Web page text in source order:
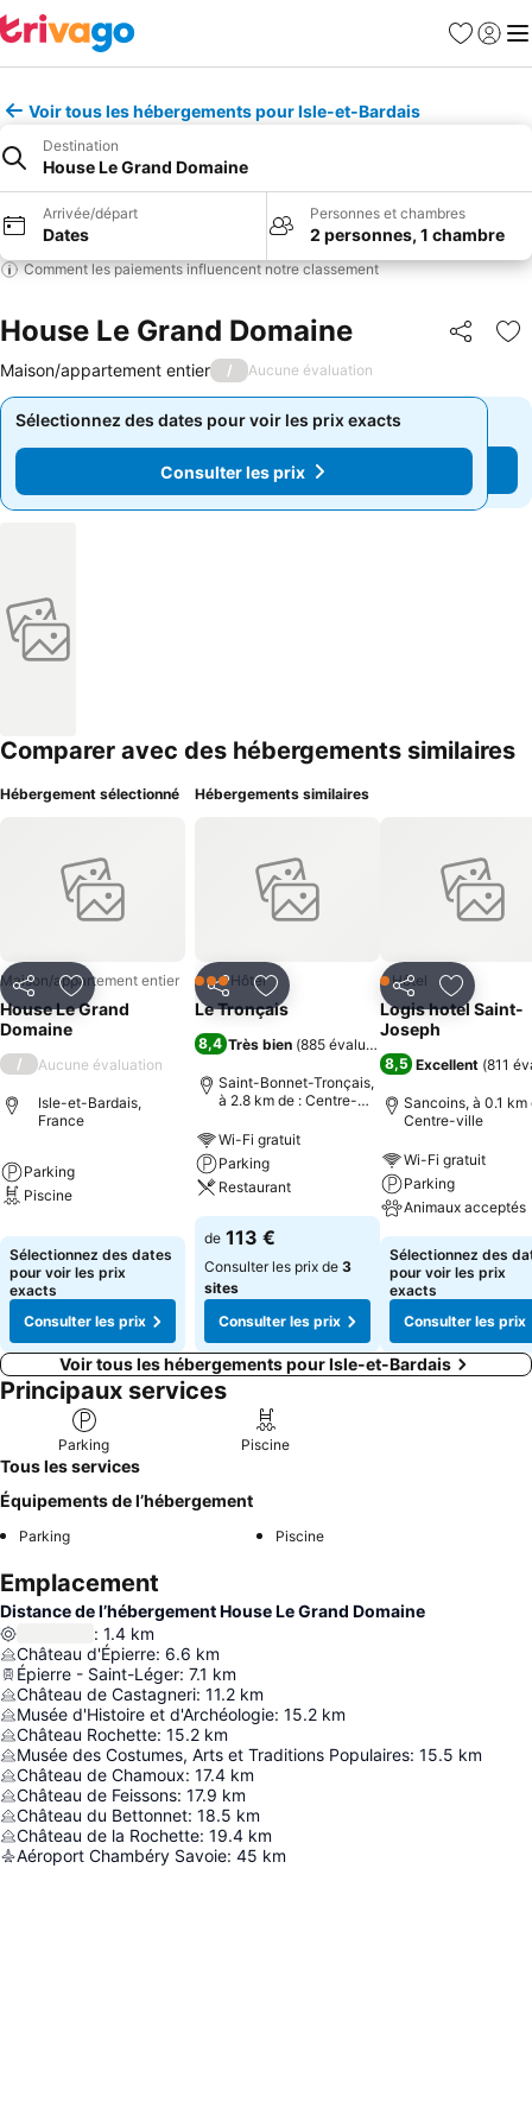
Favoris
Se
Voir tous les hébergements pour Isle-et-Bardais
Destination
House Le Grand Domaine
Arrivée/départ
Dates
Personnes et chambres
2 personnes, 1 chambre
Comment les paiements influencent notre classement
House Le Grand Domaine Partager
Maison/appartement entier / Aucune évaluation
Sélectionnez des dates pour voir les prix exacts
Consulter les prix
Sélectionnez des dates pour voir les prix exacts
Consulter les prix
Comparer avec des hébergements similaires
Hébergement sélectionné
PartagerAjouter à mes favoris
Maison/appartement entier
House Le Grand
Domaine
/ Aucune évaluation
Isle-et-Bardais,
France
Parking
Piscine
Sélectionnez des dates
pour voir les prix
exacts
Consulter les prix
Hébergements similaires
PartagerAjouter à mes favoris
3 ÉtoilesHôtel
Le Tronçais
8,4 Très bien (885 évaluations
Saint-Bonnet-Tronçais,
à 2.8 km de : Centre-
Wi-Fi gratuit
Parking
Restaurant
de 113 €
Consulter les prix de 3
sites
Consulter les prix
PartagerAjouter
1 Étoiles
Hôtel
Logis hotel Saint-
Joseph
8,5 Excellent (811
Sancoins, à 0.1 km
Centre-ville
Wi-Fi gratuit
Parking
Animaux acceptés
Sélectionnez des
pour voir les prix
exacts
Consulter les prix
Voir tous les hébergements pour Isle-et-Bardais
Principaux services
Parking Piscine
Tous les services
Équipements de l’hébergement
Parking Piscine
Emplacement
Distance de l’hébergement House Le Grand Domaine
: 1.4 km
Château d'Épierre: 6.6 km
Épierre - Saint-Léger: 7.1 km
Château de Castagneri: 11.2 km
Musée d'Histoire et d'Archéologie: 15.2 km
Château Rochette: 15.2 km
Musée des Costumes, Arts et Traditions Populaires: 15.5 km
Château de Chamoux: 17.4 km
Château de Feissons: 17.9 km
Château du Bettonnet: 18.5 km
Château de la Rochette: 19.4 km
Aéroport Chambéry Savoie: 45 km